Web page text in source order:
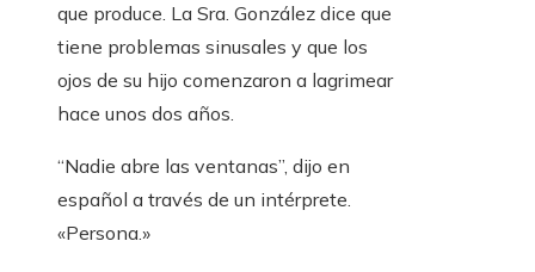
que produce. La Sra. González dice que
tiene problemas sinusales y que los
ojos de su hijo comenzaron a lagrimear
hace unos dos años.
“Nadie abre las ventanas”, dijo en
español a través de un intérprete.
«Persona.»